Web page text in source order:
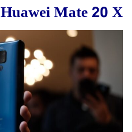
Huawei Mate 20 X